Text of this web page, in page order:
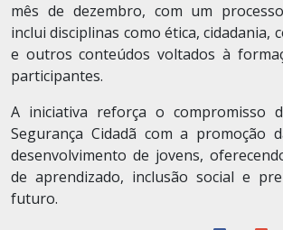
mês de dezembro, com um
inclui disciplinas como ética, cidadania,
e outros conteúdos voltados à
participantes.
A iniciativa reforça o compromisso
Segurança Cidadã com a promoção
desenvolvimento de jovens,
de aprendizado, inclusão social e
futuro.